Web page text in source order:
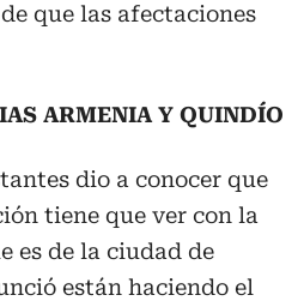
que las afectaciones
ARMENIA Y QUINDÍO
dio a conocer que
tiene que ver con la
es de la ciudad de
están haciendo el